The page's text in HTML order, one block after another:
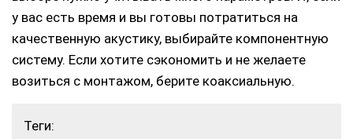
у вас есть время и вы готовы потратиться на
качественную акустику, выбирайте компонентную
систему. Если хотите сэкономить и не желаете
возиться с монтажом, берите коаксиальную.
Теги: